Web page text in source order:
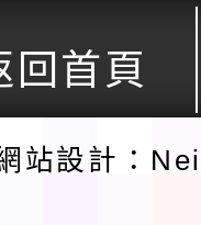
回首頁
站設計：